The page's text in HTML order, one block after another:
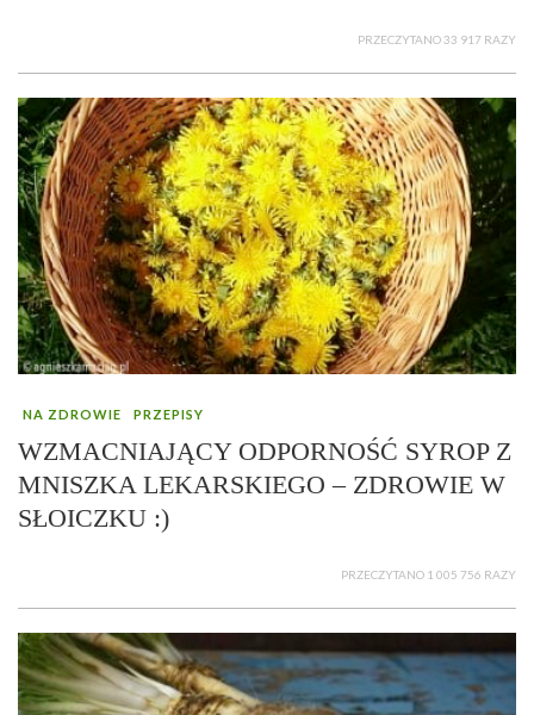
PRZECZYTANO 33 917 RAZY
NA ZDROWIE PRZEPISY
WZMACNIAJĄCY ODPORNOŚĆ SYROP Z
MNISZKA LEKARSKIEGO – ZDROWIE W
SŁOICZKU :)
PRZECZYTANO 1 005 756 RAZY